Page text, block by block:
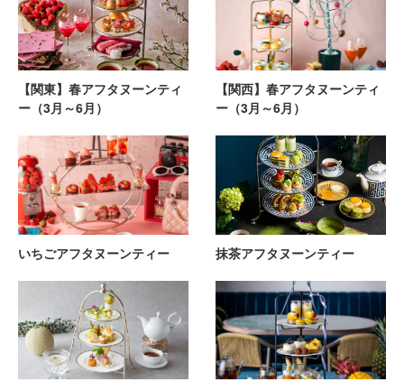
【関東】春アフタヌーンティ
ー（3月～6月）
【関西】春アフタヌーンティ
ー（3月～6月）
いちごアフタヌーンティー 抹茶アフタヌーンティー